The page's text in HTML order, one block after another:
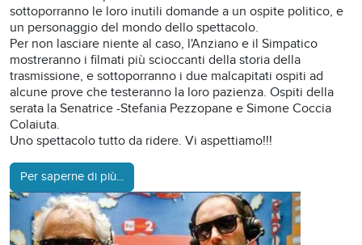
sottoporranno le loro inutili domande a un ospite politico, e
un personaggio del mondo dello spettacolo.
Per non lasciare niente al caso, l'Anziano e il Simpatico
mostreranno i filmati più scioccanti della storia della
trasmissione, e sottoporranno i due malcapitati ospiti ad
alcune prove che testeranno la loro pazienza. Ospiti della
serata la Senatrice -Stefania Pezzopane e Simone Coccia
Colaiuta.
Uno spettacolo tutto da ridere. Vi aspettiamo!!!
Per saperne di più...